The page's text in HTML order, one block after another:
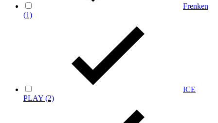
Frenken
(1)
ICE
PLAY (2)